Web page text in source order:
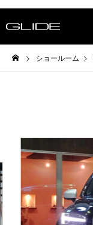
ショールーム